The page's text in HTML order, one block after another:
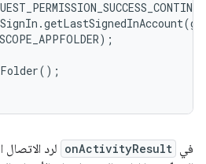
في onActivityResult لرد